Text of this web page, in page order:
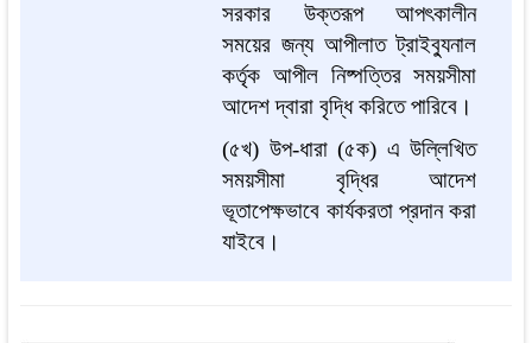
সরকার উক্তরূপ আপৎকালীন
সময়ের জন্য আপীলাত ট্রাইব্যুনাল
কর্তৃক আপীল নিষ্পত্তির সময়সীমা
আদেশ দ্বারা বৃদ্ধি করিতে পারিবে।
(৫খ) উপ-ধারা (৫ক) এ উল্লিখিত
সময়সীমা বৃদ্ধির আদেশ
ভূতাপেক্ষভাবে কার্যকরতা প্রদান করা
যাইবে ।